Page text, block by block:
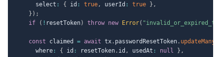
      select
: { id : true, userId : true } ,
} ) ;
if
( ! resetToken) throw new Error(
const claimed = await tx. passwordResetToken. updateMany
      where
: { id : resetToken. id , usedAt : null } ,